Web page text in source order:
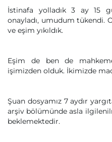
İstinafa yolladık 3 ay 15
onayladı, umudum tükendi.
ve eşim yıkıldık.
Eşim de ben de
işimizden olduk. İkimizde
Şuan dosyamız 7 aydır
arşiv bölümünde asla
beklemektedir.